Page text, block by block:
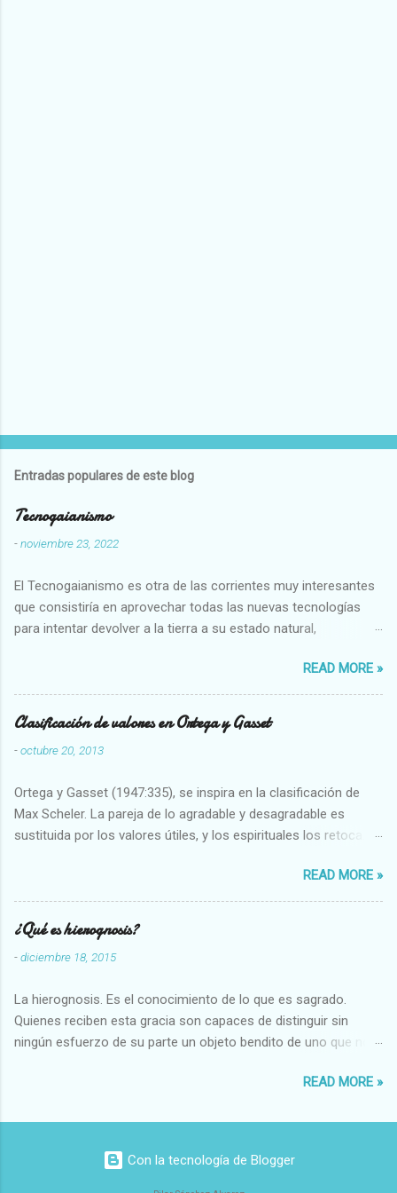
Entradas populares de este blog
Tecnogaianismo
-noviembre 23, 2022
El Tecnogaianismo es otra de las corrientes muy interesantes
que consistiría en aprovechar todas las nuevas tecnologías
para intentar devolver a la tierra a su estado natural,
READ MORE »
Clasificación de valores en Ortega y Gasset
-octubre 20, 2013
Ortega y Gasset (1947:335), se inspira en la clasificación de
Max Scheler. La pareja de lo agradable y desagradable es
sustituida por los valores útiles, y los espirituales los retoca.
Abundante-Escaso,etc 2 VITALES Sano-Enfermo Selecto-
Vulgar Enérgico-Inerte Fuerte-Débil,etc. 3 ESPIRITUALES a)
Intelectuales Conocimiento-Error Exacto-Aproximado
Evidente-Probable,etc b) Morales Bueno-malo Bondadoso-
malvado Justo-Injusto Escrupuloso-Relajado Leal-Desleal,etc.
Armonioso-Inarmonioso 4 RELIGIOSOS Santo-Pr...
READ MORE »
¿Qué es hierognosis?
-diciembre 18, 2015
La hierognosis. Es el conocimiento de lo que es sagrado.
Quienes reciben esta gracia son capaces de distinguir sin
ningún esfuerzo de su parte un objeto bendito de uno que no
READ MORE »
Con la tecnología de Blogger